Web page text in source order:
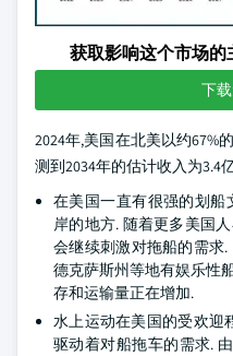
获取影响这个市场
下
2024年,美国在北美以约67%
测到2034年的估计收入为3.4
在美国一直有很强的划船
岸的地方. 随着更多美国
会继续刺激对拖船的需求
德克萨斯州等地有娱乐性
存和运输量正在增加.
水上运动在美国的受欢迎
驱动着对船拖车的需求.